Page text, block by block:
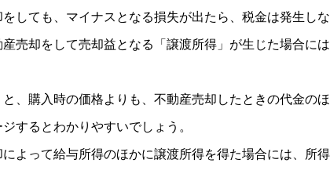
しても、マイナスとなる損失が出たら、税金は発生し
売却をして売却益となる「譲渡所得」が生じた場合に
、購入時の価格よりも、不動産売却したときの代金の
するとわかりやすいでしょう。
によって給与所得のほかに譲渡所得を得た場合には、所